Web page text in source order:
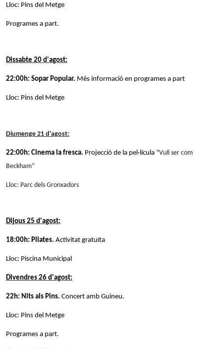
Lloc: Pins del Metge
Programes a part.
Dissabte 20 d'agost:
22:00h: Sopar Popular. Més informació en programes a part
Lloc: Pins del Metge
Diumenge 21 d'agost:
22:00h: Cinema la fresca. Projecció de la pel·lícula “Vull ser com
Beckham”
Lloc: Parc dels Gronxadors
Dijous 25 d'agost:
18:00h: Pilates. Activitat gratuïta
Lloc: Piscina Municipal
Divendres 26 d'agost:
22h: Nits als Pins. Concert amb Guineu.
Lloc: Pins del Metge
Programes a part.